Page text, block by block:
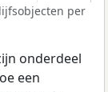
per
onderdeel
een